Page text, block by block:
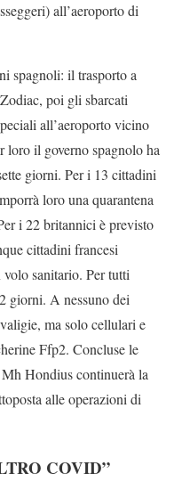
all’aeroporto di
spagnoli: il trasporto a
poi gli sbarcati
all’aeroporto vicino
loro il governo spagnolo ha
giorni. Per i 13 cittadini
loro una quarantena
i 22 britannici è previsto
cittadini francesi
sanitario. Per tutti
giorni. A nessuno dei
ma solo cellulari e
Ffp2. Concluse le
Hondius continuerà la
alle operazioni di
COVID”